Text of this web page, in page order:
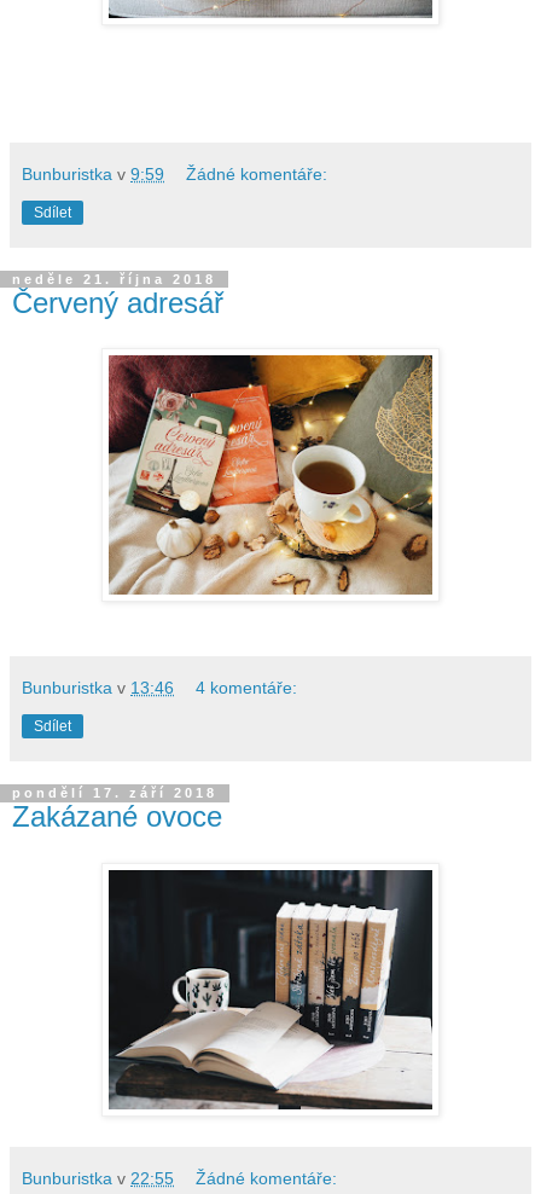
Bunburistka v 9:59 Žádné komentáře:
Sdílet
neděle 21. října 2018
Červený adresář
Bunburistka v 13:46 4 komentáře:
Sdílet
pondělí 17. září 2018
Zakázané ovoce
Bunburistka v 22:55 Žádné komentáře: